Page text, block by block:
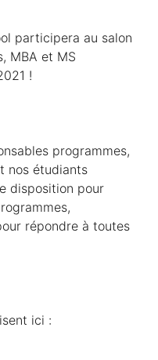
MBA et MS
!
nos étudiants
disposition pour
répondre à toutes